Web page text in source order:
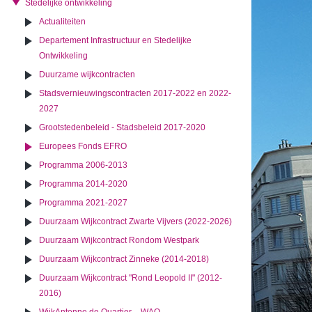
Stedelijke ontwikkeling
Actualiteiten
Departement Infrastructuur en Stedelijke
Ontwikkeling
Duurzame wijkcontracten
Stadsvernieuwingscontracten 2017-2022 en 2022-
2027
Grootstedenbeleid - Stadsbeleid 2017-2020
Europees Fonds EFRO
Programma 2006-2013
Programma 2014-2020
Programma 2021-2027
Duurzaam Wijkcontract Zwarte Vijvers (2022-2026)
Duurzaam Wijkcontract Rondom Westpark
Duurzaam Wijkcontract Zinneke (2014-2018)
Duurzaam Wijkcontract "Rond Leopold II" (2012-
2016)